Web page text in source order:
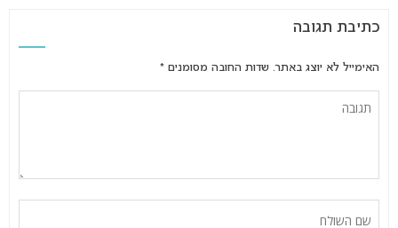
כתיבת תגובה
האימייל לא יוצג באתר. שדות החובה מסומנים *